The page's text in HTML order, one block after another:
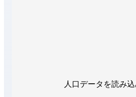
人口データを読み